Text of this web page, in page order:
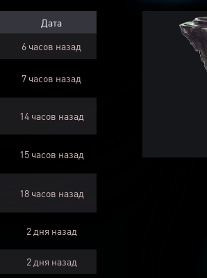
Дата
6 часов назад
7 часов назад
14 часов назад
15 часов назад
18 часов назад
2 дня назад
2 дня назад